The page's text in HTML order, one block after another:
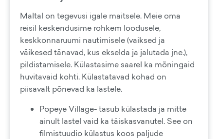
Maltal on tegevusi igale maitsele. Meie oma
reisil keskendusime rohkem loodusele,
keskkonnaruumi nautimisele (vaiksed ja
väikesed tänavad, kus ekselda ja jalutada jne.),
pildistamisele. Külastasime saarel ka mõningaid
huvitavaid kohti. Külastatavad kohad on
piisavalt põnevad ka lastele.
Popeye Village- tasub külastada ja mitte
ainult lastel vaid ka täiskasvanutel. See on
filmistuudio külastus koos paljude